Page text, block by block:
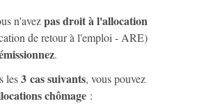
n'avezpas droit à l'allocation
de retour à l'emploi - ARE)
.
les3 cas suivants, vous pouvez
chômage :